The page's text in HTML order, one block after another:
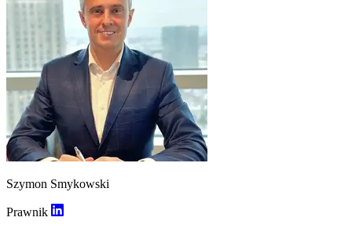
Szymon Smykowski
Prawnik